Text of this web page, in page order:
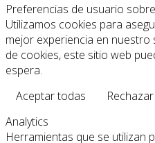
Preferencias de usuario
Utilizamos cookies para
mejor experiencia en nuestro
de cookies, este sitio web
espera.
Aceptar todas
Analytics
Herramientas que se utilizan